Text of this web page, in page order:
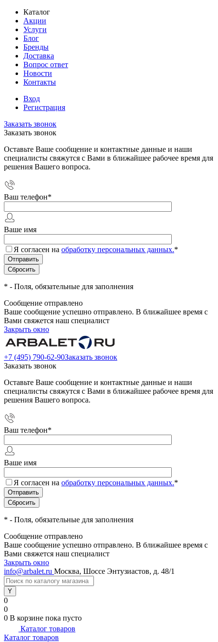
Каталог
Акции
Услуги
Блог
Бренды
Доставка
Вопрос ответ
Новости
Контакты
Вход
Регистрация
Заказать звонок
Заказать звонок
Оставьте Ваше сообщение и контактные данные и наши
специалисты свяжутся с Вами в ближайшее рабочее время для
решения Вашего вопроса.
Ваш телефон*
Ваше имя
Я согласен на обработку персональных данных.*
* - Поля, обязательные для заполнения
Сообщение отправлено
Ваше сообщение успешно отправлено. В ближайшее время с
Вами свяжется наш специалист
Закрыть окно
+7 (495) 790-62-90Заказать звонок
Заказать звонок
Оставьте Ваше сообщение и контактные данные и наши
специалисты свяжутся с Вами в ближайшее рабочее время для
решения Вашего вопроса.
Ваш телефон*
Ваше имя
Я согласен на обработку персональных данных.*
* - Поля, обязательные для заполнения
Сообщение отправлено
Ваше сообщение успешно отправлено. В ближайшее время с
Вами свяжется наш специалист
Закрыть окно
info@arbalet.ru Москва, Шоссе Энтузиастов, д. 48/1
0
0
0 В корзине пока пусто
Каталог товаров
Каталог товаров